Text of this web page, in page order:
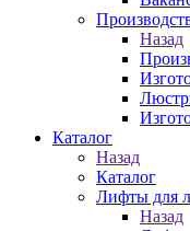
Назад
Каталог
Назад
Каталог
Лифты для
Назад